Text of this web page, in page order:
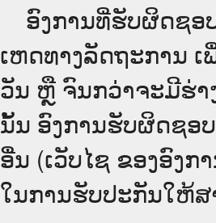
ອົງການທີ່ຮັບຜິດຊອ
ເຫດທາງລັດຖະການ
ວັນ ຫຼື ຈົນກວ່າຈະມີຮ່
ນັ້ນ ອົງການຮັບຜິດຊອ
ອື່ນ (ເວັບ​ໄຊ​ ຂອງອົງ
ໃນການຮັບປະກັນໃຫ້ສ